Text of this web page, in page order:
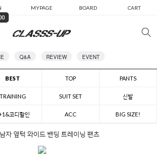
MYPAGE BOARD CART
Q&A REVIEW EVENT
BEST TOP PANTS
TRAINING SUIT SET 신발
코디할인 ACC BIG SIZE!
자 옆턱 와이드 밴딩 트레이닝 팬츠